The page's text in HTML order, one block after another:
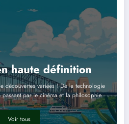
haute définition
découvertes variées ! De la technologie
par le cinéma et la philosophie.
Voir tous